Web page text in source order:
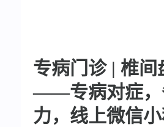
专病门诊 | 椎间
——专病对症，
力，线上微信